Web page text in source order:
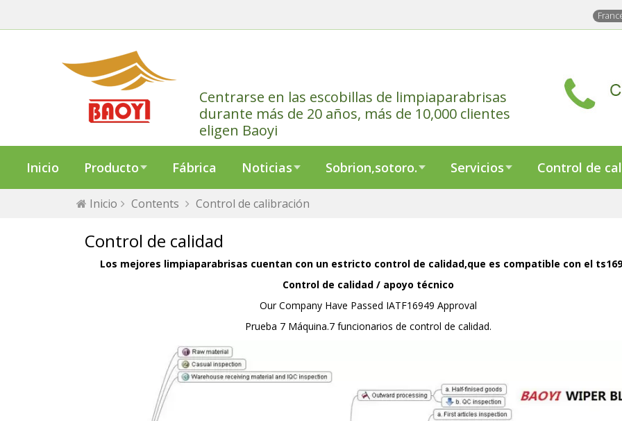
Centrarse en las escobillas de limpiaparabrisas
durante más de 20 años, más de 10,000 clientes
eligen Baoyi
Inicio Producto Fábrica Noticias Sobrion,sotoro. Servicios Control de
Inicio Contents Control de calibración
Control de calidad
Los mejores limpiaparabrisas cuentan con un estricto control de calidad,que es compatible con el
Control de calidad / apoyo técnico
Our Company Have Passed IATF16949 Approval
Prueba 7 Máquina.7 funcionarios de control de calidad.